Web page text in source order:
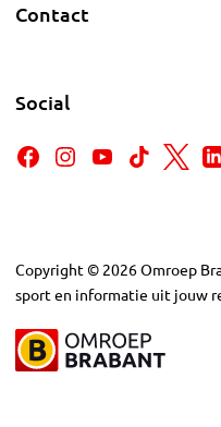
Contact
Social
Copyright © 2026Omroep
sport en informatie uit jouw